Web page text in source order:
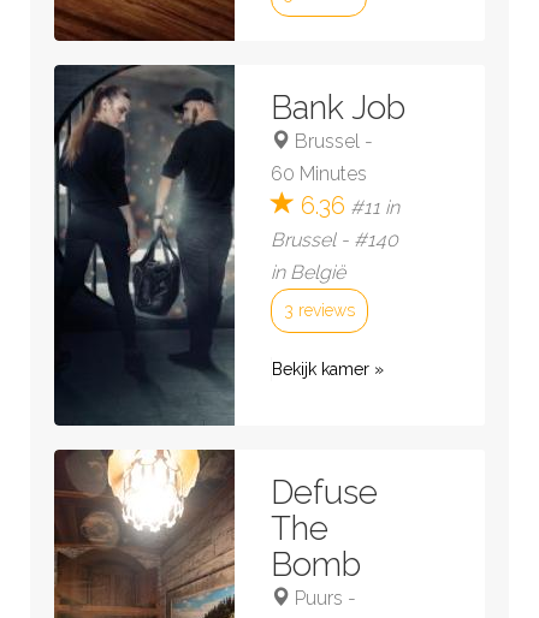
Bank Job
Brussel -
60 Minutes
6.36 #11 in
Brussel - #140
in België
3 reviews
Bekijk kamer »
Defuse
The
Bomb
Puurs -